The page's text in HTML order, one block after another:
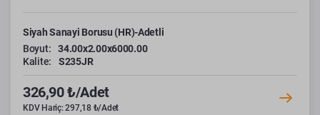
Siyah Sanayi Borusu (HR)-Adetli
Boyut:
34.00x2.00x6000.00
Kalite:
S235JR
326,90 ₺/Adet
KDV Hariç: 297,18 ₺/Adet